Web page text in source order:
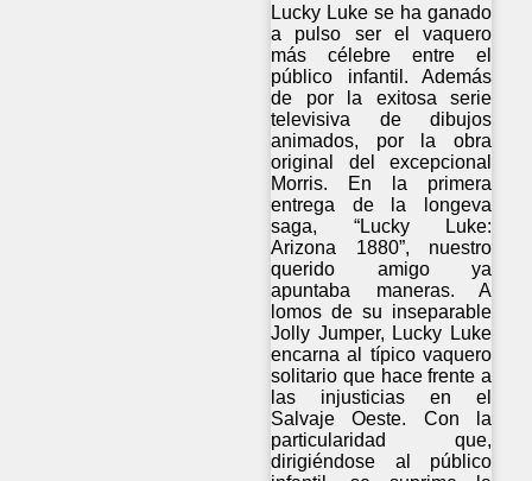
Lucky Luke se ha ganado
a pulso ser el vaquero
más célebre entre el
público infantil. Además
de por la exitosa serie
televisiva de dibujos
animados, por la obra
original del excepcional
Morris. En la primera
entrega de la longeva
saga, “Lucky Luke:
Arizona 1880”, nuestro
querido amigo ya
apuntaba maneras. A
lomos de su inseparable
Jolly Jumper, Lucky Luke
encarna al típico vaquero
solitario que hace frente a
las injusticias en el
Salvaje Oeste. Con la
particularidad que,
dirigiéndose al público